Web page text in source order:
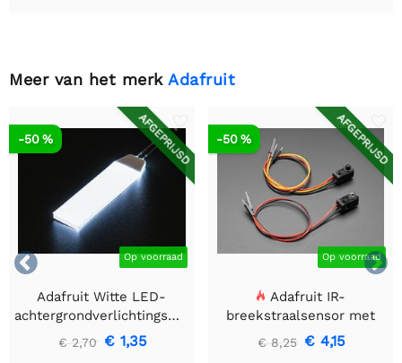
Meer van het merk Adafruit


AFGEPRIJSD
Op voorraad
-50 %
Adafruit Witte LED-
achtergrondverlichtingsmodule
- Klein 12 mm x 40 mm
€ 2,70 € 1,35
AFGEPRIJSD
Op voorraad
-50 %
Adafruit IR-
breekstraalsensor met
premium draadheader
header einden - 5 mm
€ 8,25 € 4,15